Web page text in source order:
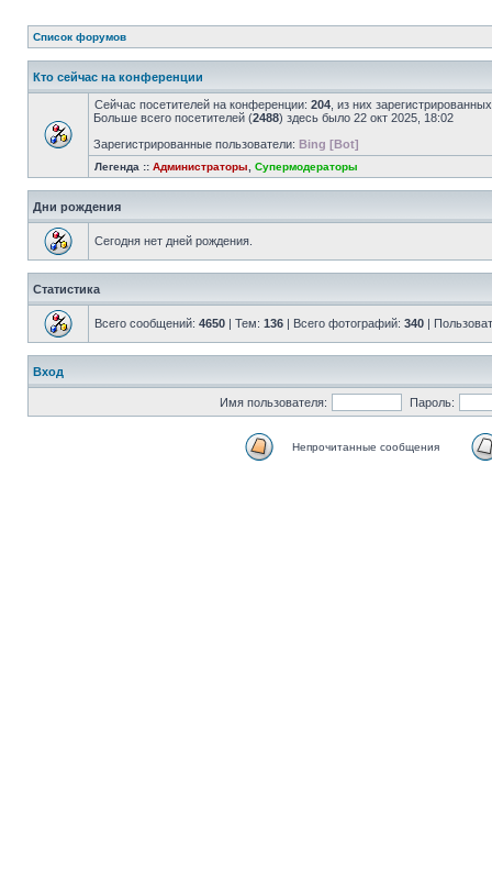
Список форумов
Кто сейчас на конференции
Сейчас посетителей на конференции: 204 , из них
Больше всего посетителей (2488) здесь было 22 окт 2025, 18:02
Зарегистрированные пользователи: Bing [Bot]
Легенда :: Администраторы Супермодераторы
Дни рождения
Сегодня нет дней рождения.
Статистика
Всего сообщений: 4650 | Тем: 136 | Всего фотографий: 340 |
Вход
Имя пользователя: Пароль:
Непрочитанные сообщения